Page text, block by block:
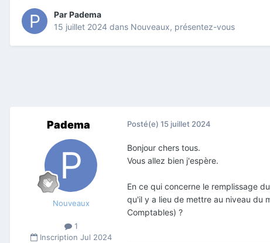
ParPadema
15 juillet 2024 dans Nouveaux, présentez-vous
Padema
Nouveaux
1
Inscription Jul 2024
Posté(e) 15 juillet 2024
Bonjour chers tous.
Vous allez bien j'espère.
En ce qui concerne le remplissage
qu'il y a lieu de mettre au niveau du
Comptables) ?